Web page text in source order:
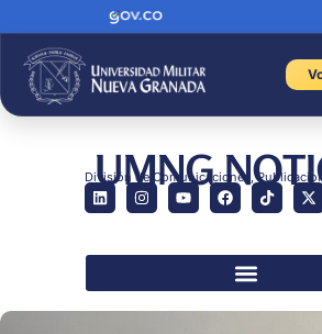
UMNG
División de Comunicaciones,